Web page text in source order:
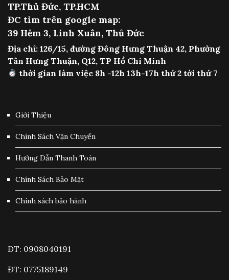
TP.Thủ Đức, TP.HCM
ĐC tìm trên google map:
39 Hẻm 3, Linh Xuân, Thủ Đức
Địa chỉ: 126/15, đường Đông Hưng Thuận 42, Phường
Tân Hưng Thuận, Q12, TP Hồ Chí Minh
thời gian làm việc 8h -12h 13h-17h thứ 2 tới thứ 7
Giới Thiệu
Chính Sách Vận Chuyển
Hướng Dẫn Thanh Toán
Chính Sách Bảo Mật
Chính sách bảo hành
ĐT: 0908040191
ĐT: 0775189149